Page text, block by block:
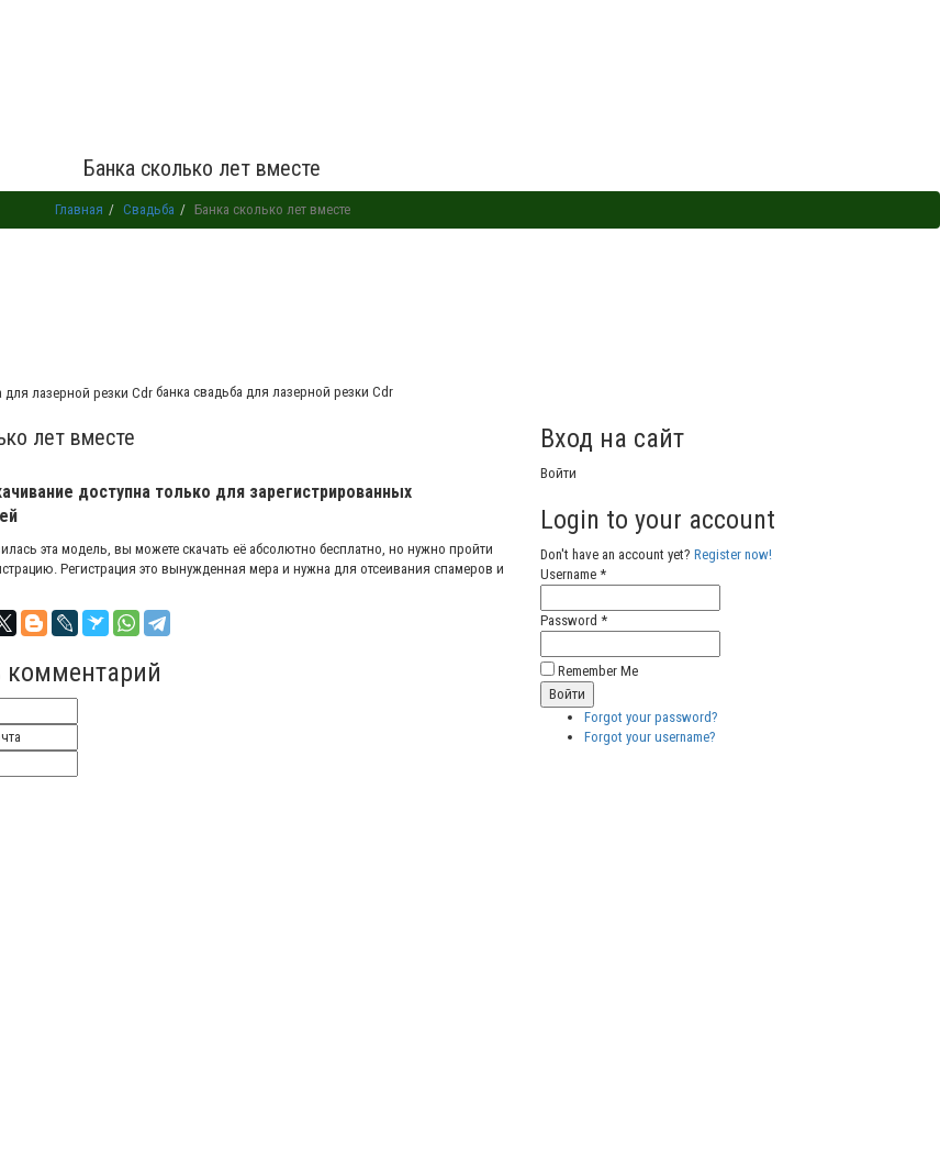
Банка сколько лет вместе
Главная Свадьба Банка сколько лет вместе
банка свадьба для лазерной резки Cdr
лет вместе
доступна только для зарегистрированных
эта модель, вы можете скачать её абсолютно бесплатно, но нужно пройти
Регистрация это вынужденная мера и нужна для отсеивания спамеров и
комментарий
Вход на сайт
Войти
Login to your account
Don't have an account yet? Register now!
Username *
Password *
Remember Me
Forgot your password?
Forgot your username?